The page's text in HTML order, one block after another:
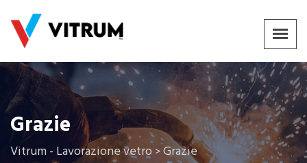
Grazie
Vitrum - Lavorazione vetro >Grazie